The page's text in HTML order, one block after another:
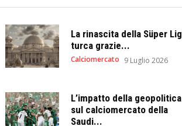
La rinascita della Süper Lig
turca grazie...
Calciomercato 9 Luglio 2026
L’impatto della geopolitica
sul calciomercato della
Saudi...